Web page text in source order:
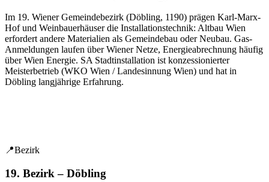
Im 19. Wiener Gemeindebezirk (Döbling, 1190) prägen Karl-Marx-
Hof und Weinbauerhäuserdie Installationstechnik: Altbau Wien
erfordert andere Materialien als Gemeindebau oder Neubau. Gas-
Anmeldungen laufen über Wiener Netze, Energieabrechnung häufig
über Wien Energie. SA Stadtinstallation ist konzessionierter
Meisterbetrieb (WKO Wien / Landesinnung Wien) und hat in
Döbling langjährige Erfahrung.
📍Bezirk
19. Bezirk – Döbling